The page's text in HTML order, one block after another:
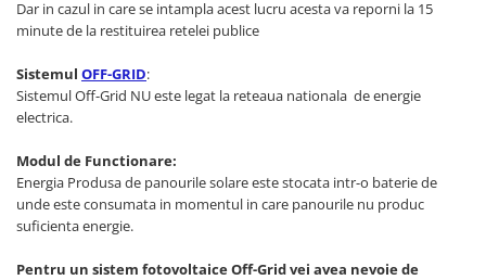
Dar in cazul in care se intampla acest lucru acesta va reporni la 15
minute de la restituirea retelei publice
Sistemul OFF-GRID:
Sistemul Off-Grid NU este legat la reteaua nationala de energie
electrica.
Modul de Functionare:
Energia Produsa de panourile solare este stocata intr-o baterie de
unde este consumata in momentul in care panourile nu produc
suficienta energie.
Pentru un sistem fotovoltaice Off-Grid vei avea nevoie de